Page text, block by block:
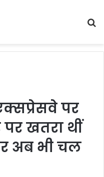
पर
पर खतरा थीं
अब भी चल